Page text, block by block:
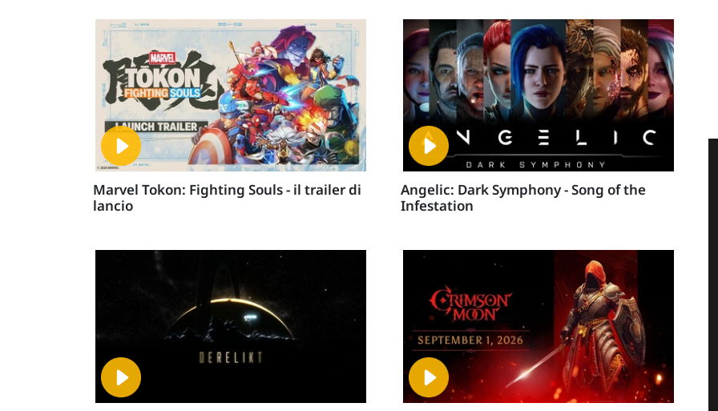
Marvel Tokon: Fighting Souls - il trailer di
lancio
Angelic: Dark Symphony - Song of the
Infestation